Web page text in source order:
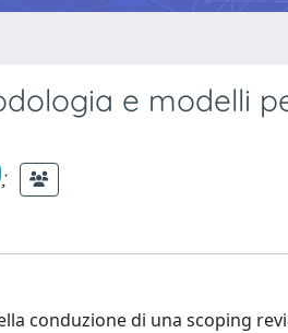
e modelli
;
conduzione di una scoping